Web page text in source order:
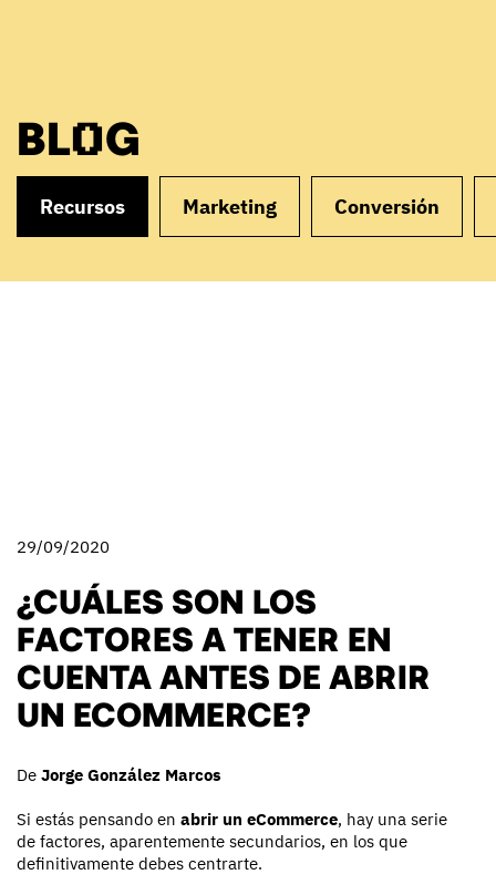
BLOG
Recursos Marketing Conversión
29/09/2020
¿CUÁLES SON LOS
FACTORES A TENER EN
CUENTA ANTES DE ABRIR
UN ECOMMERCE?
De Jorge González Marcos
Si estás pensando en abrir un eCommerce, hay una serie
de factores, aparentemente secundarios, en los que
definitivamente debes centrarte.